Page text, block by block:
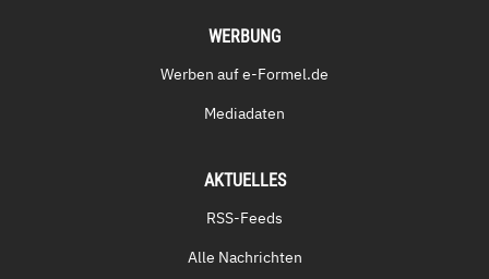
WERBUNG
Werben auf e-Formel.de
Mediadaten
AKTUELLES
RSS-Feeds
Alle Nachrichten